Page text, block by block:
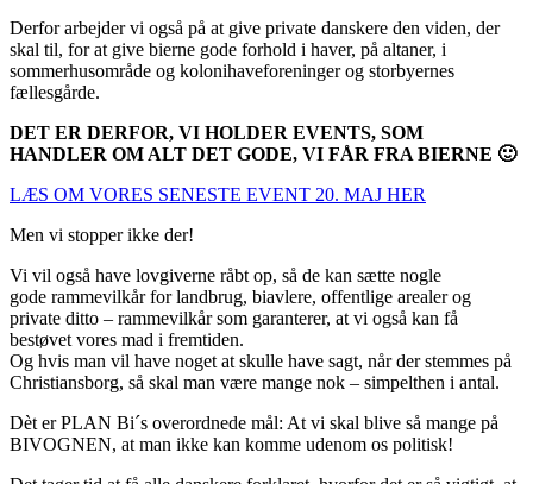
Derfor arbejder vi også på at give private danskere den viden, der
skal til, for at give bierne gode forhold i haver, på altaner, i
sommerhusområde og kolonihaveforeninger og storbyernes
fællesgårde.
DET ER DERFOR, VI HOLDER EVENTS, SOM
HANDLER OM ALT DET GODE, VI FÅR FRA BIERNE 🙂
LÆS OM VORES SENESTE EVENT 20. MAJ HER
Men vi stopper ikke der!
Vi vil også have lovgiverne råbt op, så de kan sætte nogle
gode rammevilkår for landbrug, biavlere, offentlige arealer og
private ditto – rammevilkår som garanterer, at vi også kan få
bestøvet vores mad i fremtiden.
Og hvis man vil have noget at skulle have sagt, når der stemmes på
Christiansborg, så skal man være mange nok – simpelthen i antal.
Dèt er PLAN Bi´s overordnede mål: At vi skal blive så mange på
BIVOGNEN, at man ikke kan komme udenom os politisk!